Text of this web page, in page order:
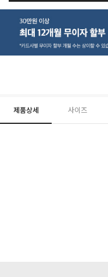
제품상세 사이즈